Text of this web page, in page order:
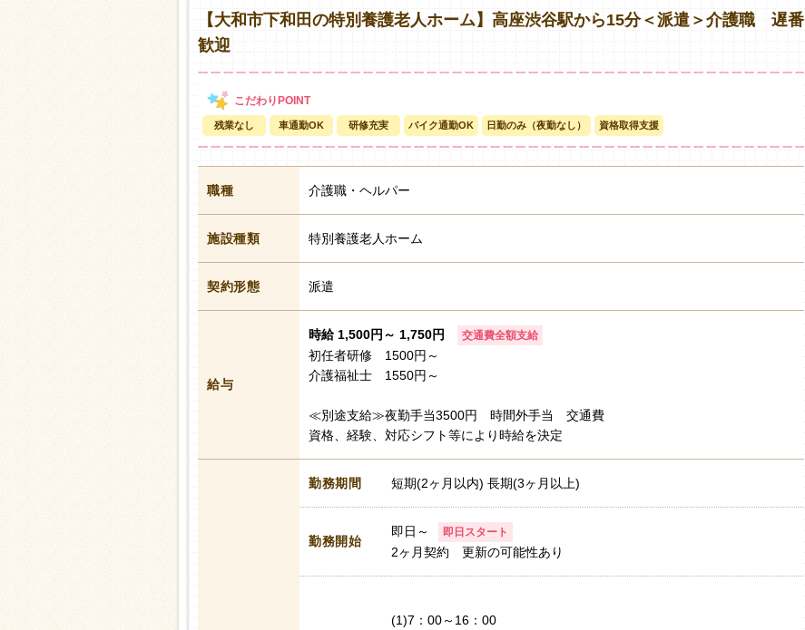
【大和市下和田の特別養護老人ホーム】高座渋谷駅から15分＜派遣＞介護職 遅番
歓迎
残業なし 車通勤OK 研修充実 バイク通勤OK 日勤のみ（夜勤なし） 資格取得支援
職種 介護職・ヘルパー
施設種類 特別養護老人ホーム
契約形態 派遣
給与
時給 1,500円～ 1,750円 交通費全額支給
初任者研修 1500円～
介護福祉士 1550円～
≪別途支給≫夜勤手当3500円 時間外手当 交通費
資格、経験、対応シフト等により時給を決定
勤務期間 短期(2ヶ月以内) 長期(3ヶ月以上)
勤務開始
即日～ 即日スタート
2ヶ月契約 更新の可能性あり
(1)7：00～16：00